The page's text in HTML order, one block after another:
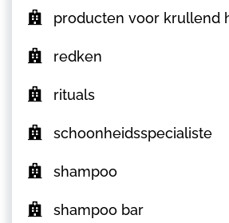
producten voor krullend
redken
rituals
schoonheidsspecialiste
shampoo
shampoo bar